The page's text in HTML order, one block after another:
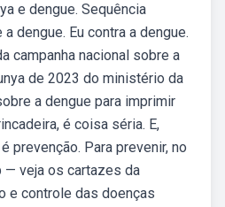
e dengue. Sequência
dengue. Eu contra a dengue.
campanha nacional sobre a
de 2023 do ministério da
a dengue para imprimir
é coisa séria. E,
prevenção. Para prevenir, no
— veja os cartazes da
e controle das doenças